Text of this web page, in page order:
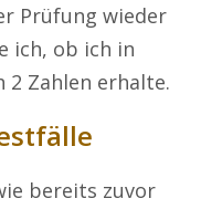
Prüfung wieder
ich, ob ich in
Zahlen erhalte.
bereits zuvor